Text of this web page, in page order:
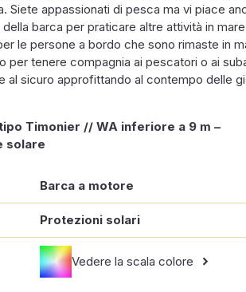
Siete appassionati di pesca ma vi piace
barca per praticare altre attività in
le persone a bordo che sono rimaste in
per tenere compagnia ai pescatori o ai
al sicuro approfittando al contempo delle
Timonier // WA inferiore a 9 m –
solare
Barca a motore
Protezioni solari
Vedere la scala colore